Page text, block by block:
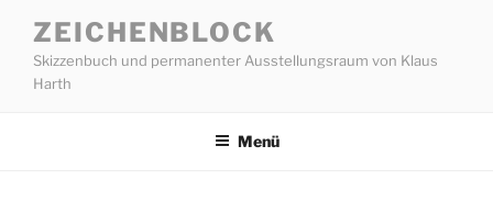
Inhalt
springen
ZEICHENBLOCK
Skizzenbuch und permanenter Ausstellungsraum von Klaus
Harth
Menü